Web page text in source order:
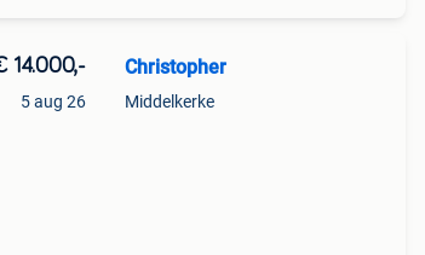
14.000,-
5 aug 26
Christopher
Middelkerke